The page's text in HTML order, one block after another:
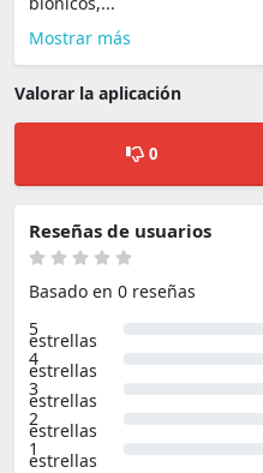
Mostrar más
Valorar la aplicación
0
Reseñas de usuarios
Basado en 0 reseñas
5
estrellas
4
estrellas
3
estrellas
2
estrellas
1
estrellas